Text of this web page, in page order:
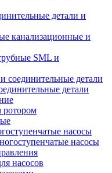
детали и
канализационные и
SML и
детали
детали
ротором
насосы
насосы
насосов